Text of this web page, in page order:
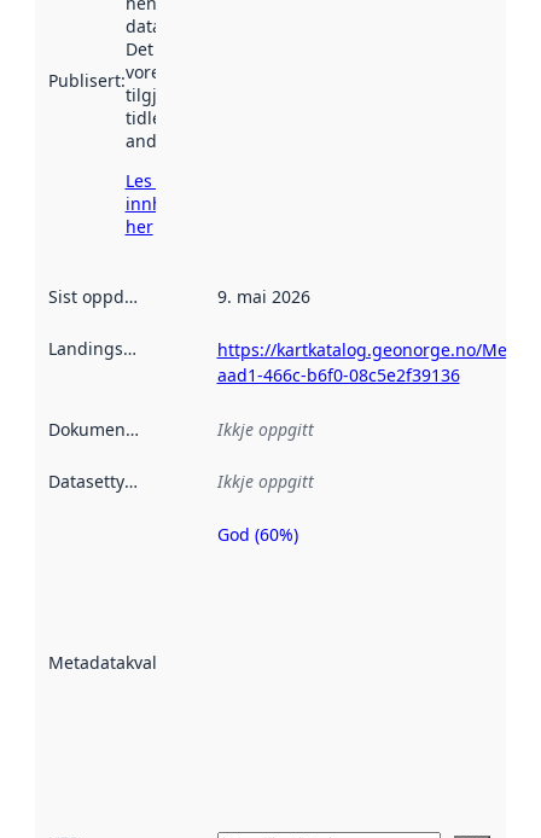
Publisert:
data.norge.no.
Det kan ha
vore
tilgjengeleg
tidlegare
andre stader.
Les meir om
innhenting
her
Sist oppdatert 9. mai 2026
Landingsside
https://kartkatalog.geonorge.no/
aad1-466c-b6f0-08c5e2f39136
Dokumentasjon Ikkje oppgitt
Datasettype Ikkje oppgitt
Metadatakvalitet
Metadatakvalitet
God (60%)